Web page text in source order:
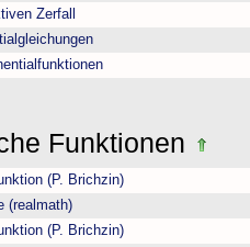
Zerfall
Funktionen
(P. Brichzin)
(realmath)
(P. Brichzin)